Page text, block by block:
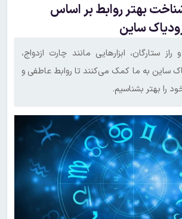
بهتر روابط بر اساس
ساین
ستارگان، ابزارهایی مانند چارت ازدواج،
ساین به ما کمک می‌کنند تا روابط عاطفی و
را بهتر بشناسیم.